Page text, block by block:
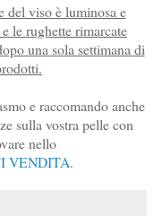
del viso è luminosa e
le rughette rimarcate
una sola settimana di
e raccomando anche
sulla vostra pelle con
nello
VENDITA.